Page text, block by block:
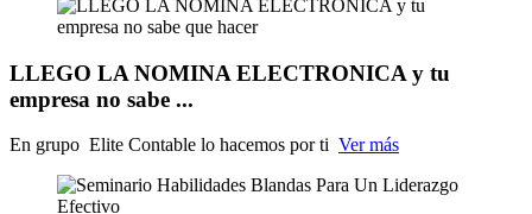
LLEGO LA NOMINA ELECTRONICA y tu
empresa no sabe ...
En grupo Elite Contable lo hacemos por ti Ver más